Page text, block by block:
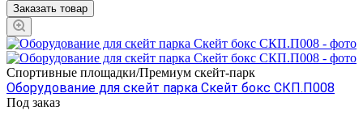
Заказать товар
Спортивные площадки/Премиум скейт-парк
Оборудование для скейт парка Скейт бокс СКП.П008
Под заказ